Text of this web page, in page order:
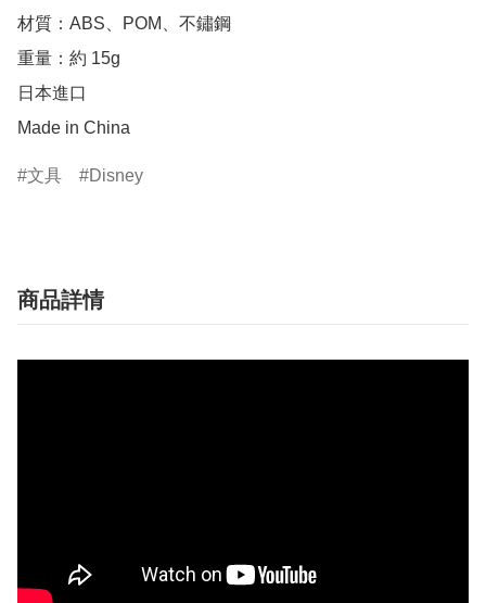
材質：ABS、POM、不鏽鋼
重量：約 15g
日本進口
Made in China
文具 Disney
商品詳情